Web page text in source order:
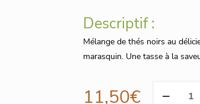
Descriptif :
Mélange de thés noirs au
marasquin. Une tasse à la
11,50€